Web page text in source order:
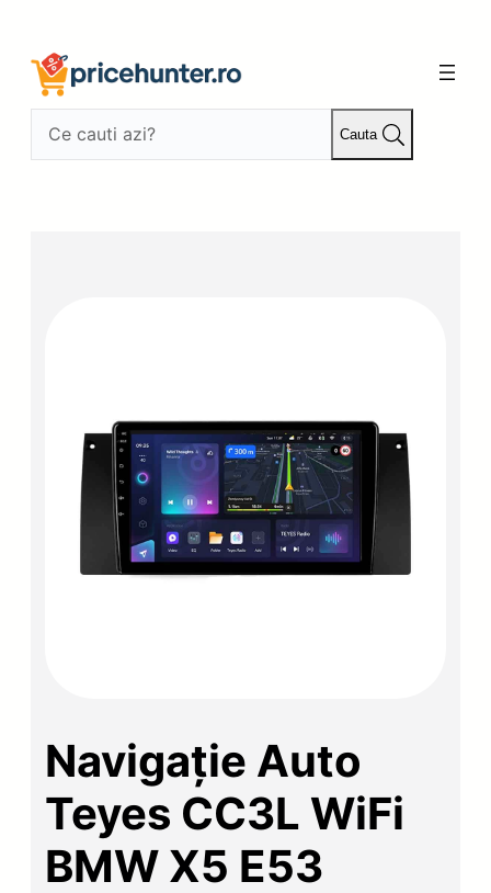
conținut
Cauta
Navigație Auto
Teyes CC3L WiFi
BMW X5 E53